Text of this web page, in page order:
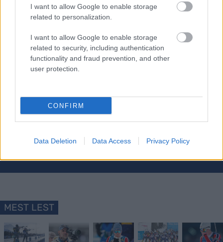
I want to allow Google to enable storage
related to personalization.
I want to allow Google to enable storage
related to security, including authentication
functionality and fraud prevention, and other
user protection.
CONFIRM
Data Deletion Data Access Privacy Policy
Herrenes verdenscup fortsetter med sprint på
lørdag. Da med Johan-Olav Botn i gul ledertrøye i
verdenscupen.
Meld deg på vårt nyhetsbrev
Meld deg på
MEST LEST